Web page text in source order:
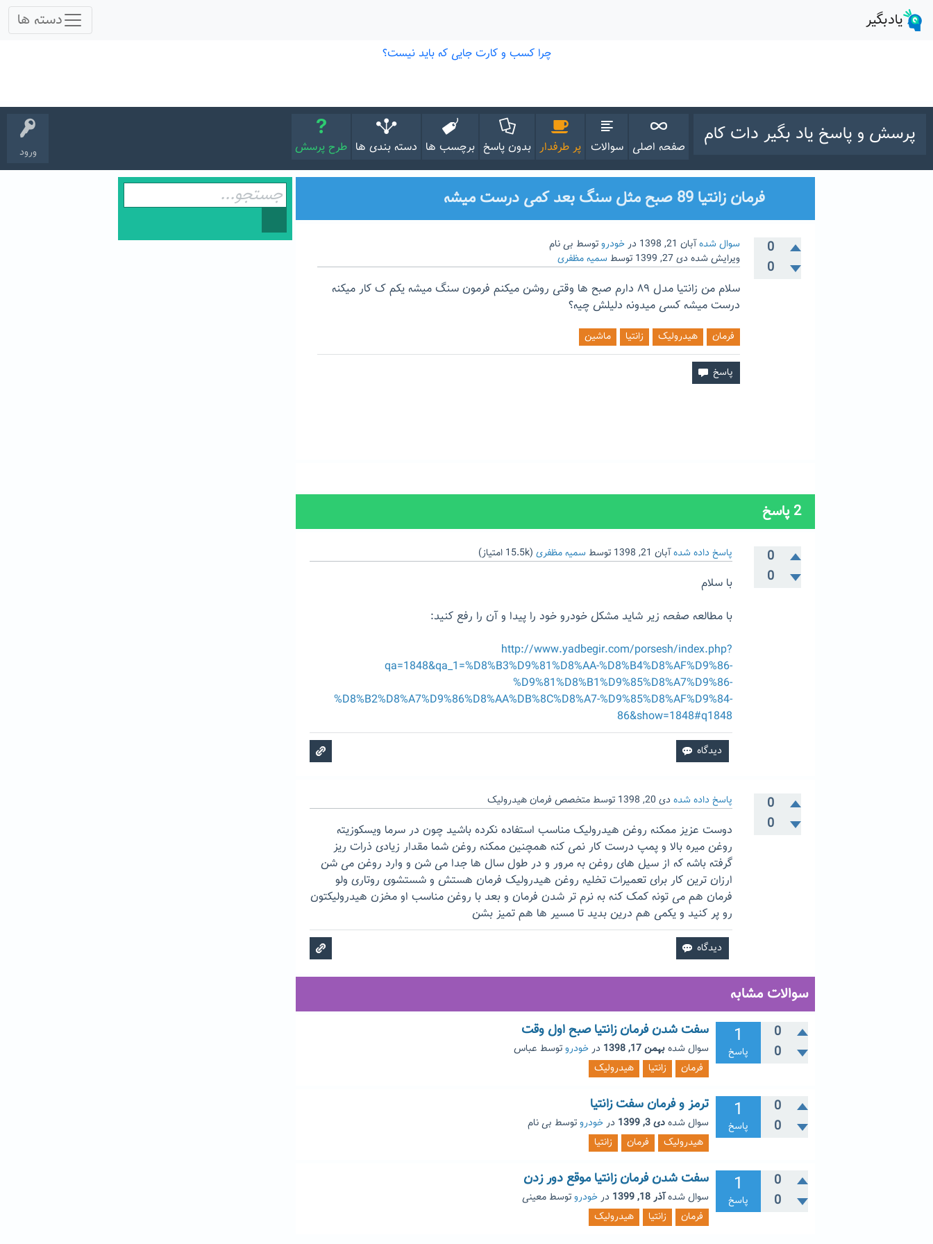
ورود
پرسش و پاسخ یاد بگیر دات کام
صفحه اصلی سوالات پر طرفدار بدون پاسخ برچسب ها دسته بندی ها طرح پرسش
فرمان زانتیا 89 صبح مثل سنگ بعد کمی درست میشه
0
0
سوال شدهآبان 21, 1398 درخودروتوسط بی نام
ویرایش شده دی 27, 1399 توسط سمیه مظفری
سلام من زانتیا مدل ۸۹ دارم صبح ها وقتی روشن میکنم فرمون سنگ میشه یکم ک کار میکنه
درست میشه کسی میدونه دلیلش چیه؟
فرمان هیدرولیک زانتیا ماشین
2پاسخ
0
0
پاسخ داده شدهآبان 21, 1398 توسط سمیه مظفری (
15.5k امتیاز)
با سلام
با مطالعه صفحه زیر شاید مشکل خودرو خود را پیدا و آن را رفع کنید:
http://www.yadbegir.com/porsesh/index.php?
qa=1848&qa_1=%D8%B3%D9%81%D8%AA-%D8%B4%D8%AF%D9%86-
%D9%81%D8%B1%D9%85%D8%A7%D9%86-
%D8%B2%D8%A7%D9%86%D8%AA%DB%8C%D8%A7-%D9%85%D8%AF%D9%84-
86&show=1848#q1848
0
0
پاسخ داده شده دی 20, 1398 توسطمتخصص فرمان هیدرولیک
دوست عزیز ممکنه روغن هیدرولیک مناسب استفاده نکرده باشید چون در سرما ویسکوزیته
روغن میره بالا و پمپ درست کار نمی کنه همچنین ممکنه روغن شما مقدار زیادی ذرات ریز
گرفته باشه که از سیل های روغن به مرور و در طول سال ها جدا می شن و وارد روغن می شن
ارزان ترین کار برای تعمیرات تخلیه روغن هیدرولیک فرمان هستش و شستشوی روتاری ولو
فرمان هم می تونه کمک کنه به نرم تر شدن فرمان و بعد با روغن مناسب او مخزن هیدرولیکتون
رو پر کنید و یکمی هم درین بدید تا مسیر ها هم تمیز بشن
سوالات مشابه
0
0
1
پاسخ
سفت شدن فرمان زانتیا صبح اول وقت
سوال شدهبهمن 17, 1398 درخودروتوسط عباس
فرمان
زانتیا هیدرولیک
0
0
1
پاسخ
ترمز و فرمان سفت زانتیا
سوال شدهدی 3, 1399 درخودروتوسط بی نام
هیدرولیک
فرمان زانتیا
0
0
1
پاسخ
سفت شدن فرمان زانتیا موقع دور زدن
سوال شدهآذر 18, 1399 درخودروتوسط معینی
فرمان
زانتیا هیدرولیک